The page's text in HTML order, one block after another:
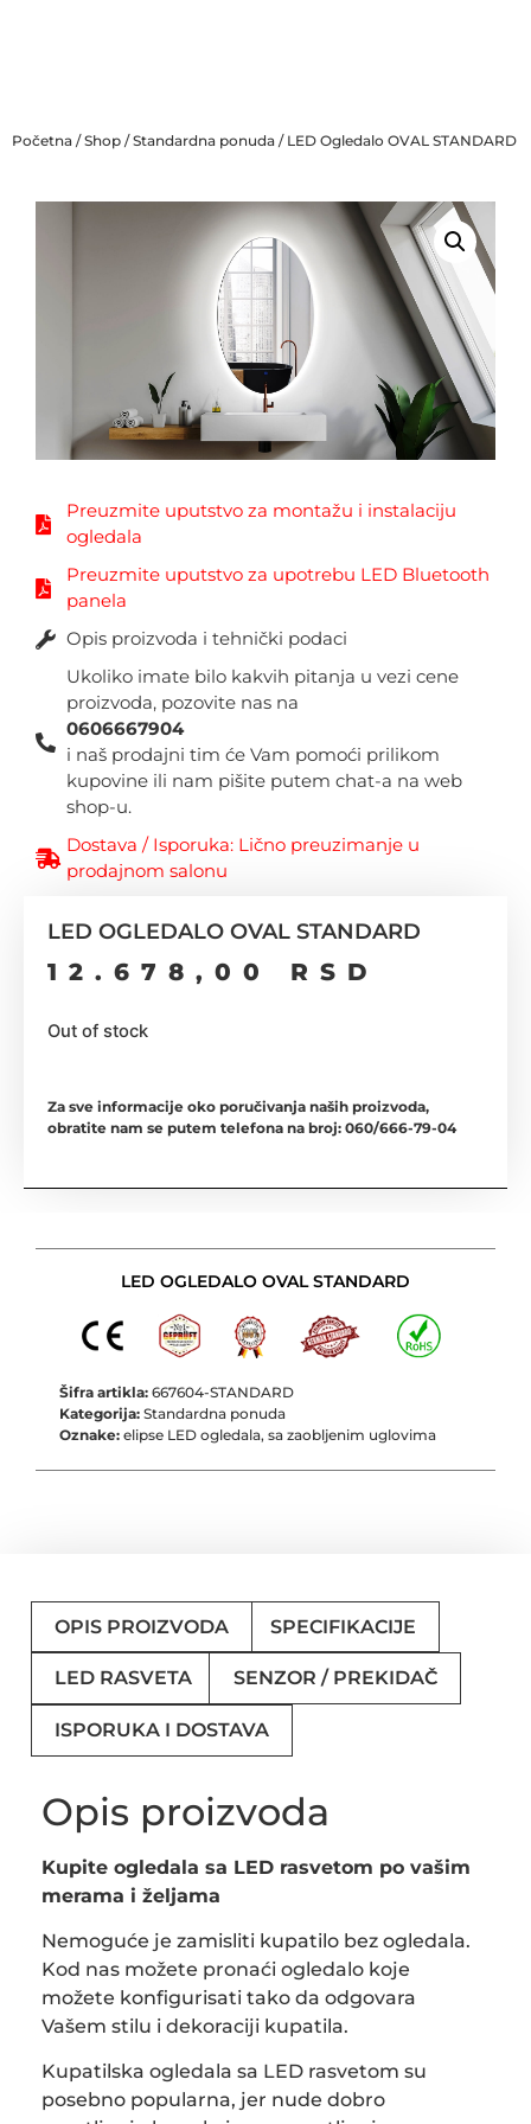
Početna /Shop /Standardna ponuda / LED Ogledalo OVAL STANDARD
Preuzmite uputstvo za montažu i instalaciju
ogledala
Preuzmite uputstvo za upotrebu LED Bluetooth
panela
Opis proizvoda i tehnički podaci
Ukoliko imate bilo kakvih pitanja u vezi cene
proizvoda, pozovite nas na
0606667904
i naš prodajni tim će Vam pomoći prilikom
kupovine ili nam pišite putem chat-a na web
shop-u.
Dostava / Isporuka: Lično preuzimanje u
prodajnom salonu
LED OGLEDALO OVAL STANDARD
12.678,00 RSD
Out of stock
Za sve informacije oko poručivanja naših proizvoda,
obratite nam se putem telefona na broj: 060/666-79-04
LED OGLEDALO OVAL STANDARD
Šifra artikla: 667604-STANDARD
Kategorija: Standardna ponuda
Oznake: elipse LED ogledala, sa zaobljenim uglovima
OPIS PROIZVODA SPECIFIKACIJE
LED RASVETA SENZOR / PREKIDAČ
ISPORUKA I DOSTAVA
Opis proizvoda
Kupite ogledala sa LED rasvetom po vašim
merama i željama
Nemoguće je zamisliti kupatilo bez ogledala.
Kod nas možete pronaći ogledalo koje
možete konfigurisati tako da odgovara
Vašem stilu i dekoraciji kupatila.
Kupatilska ogledala sa LED rasvetom su
posebno popularna, jer nude dobro